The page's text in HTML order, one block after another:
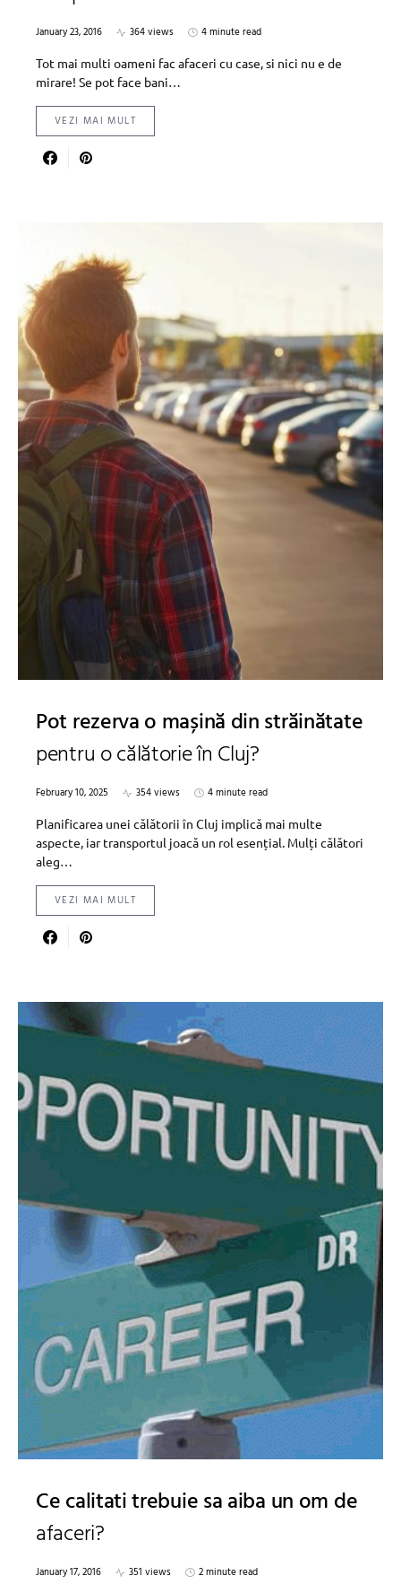
January 23, 2016 364 views
4 minute read
Tot mai multi oameni fac afaceri cu case, si nici nu e de
mirare! Se pot face bani…
VEZI MAI MULT
Pot rezerva o mașină din străinătate
pentru o călătorie în Cluj?
February 10, 2025 354 views
4 minute read
Planificarea unei călătorii în Cluj implică mai multe
aspecte, iar transportul joacă un rol esențial. Mulți călători
aleg…
VEZI MAI MULT
Ce calitati trebuie sa aiba un om de
afaceri?
January 17, 2016 351 views 2 minute read